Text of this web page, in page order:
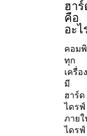
ฮา
คือ
อะไ
คอม
ทุก
เครื่อง
มี
ฮาร์ด
ไดรฟ์
ภายใ
ไดรฟ์